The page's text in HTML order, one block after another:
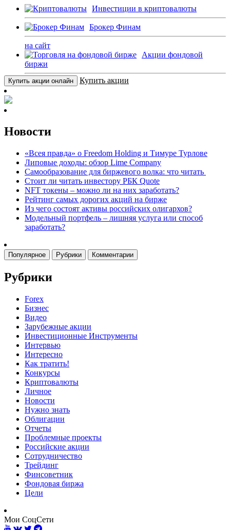
Инвестиции в криптовалюты
Брокер Финам
на сайт
Акции фондовой
биржи
Купить акции онлайн Купить акции
Новости
«Всея правда» о Freedom Holding и Тимуре Турлове
Липовые доходы: обзор Lime Company
Самообразование для биржевого волка: что читать
Стоит ли читать инвестору РБК Quote
NFT токены – можно ли на них заработать?
Рейтинг самых дорогих акций на бирже
Из чего состоят активы российских олигархов?
Модельный портфель – лишняя услуга или способ
заработать?
Популярное Рубрики Комментарии
Рубрики
Forex
Бизнес
Видео
Зарубежные акции
Инвестиционные Инструменты
Интервью
Интересно
Как тратить!
Конкурсы
Криптовалюты
Личное
Новости
Нужно знать
Облигации
Отчеты
Проблемные проекты
Российские акции
Сотрудничество
Трейдинг
Финсоветник
Фондовая биржа
Цели
Мои СоцСети